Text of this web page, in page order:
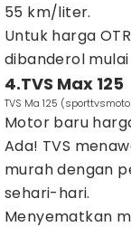
55 km/liter.
Untuk harga
dibanderol mulai
4.TVS Max 125
TVS Ma 125
Motor baru
Ada! TVS
murah dengan
sehari-hari.
Menyematkan